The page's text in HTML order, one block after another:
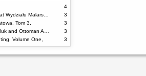
4
100% malarstwa : 60 lat Wydziału Malarstwa ASP w Warszawie
3
Tom 3,
3
Damascus Tiles : Mamluk and Ottoman Architectural Ceramics from Syria
3
Volume One,
3